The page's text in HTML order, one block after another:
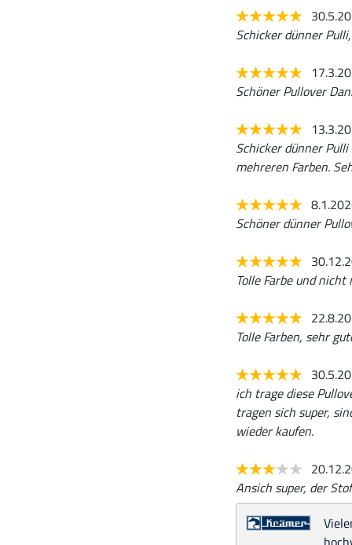
Schicker dünner
Schöner Pullover
Schicker dünner
mehreren Farben.
Schöner dünner
Tolle Farbe und
Tolle Farben, sehr
ich trage diese
tragen sich super,
wieder kaufen.
Ansich super, der